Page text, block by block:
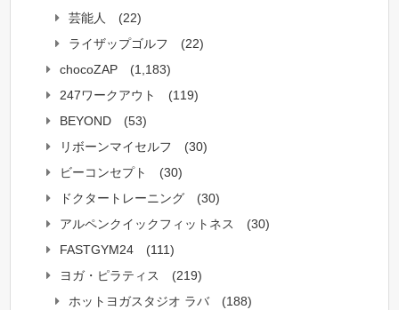
芸能人
(22)
ライザップゴルフ
(22)
chocoZAP
(1,183)
247ワークアウト
(119)
BEYOND
(53)
リボーンマイセルフ
(30)
ビーコンセプト
(30)
ドクタートレーニング
(30)
アルペンクイックフィットネス
(30)
FASTGYM24
(111)
ヨガ・ピラティス
(219)
ホットヨガスタジオ ラバ
(188)